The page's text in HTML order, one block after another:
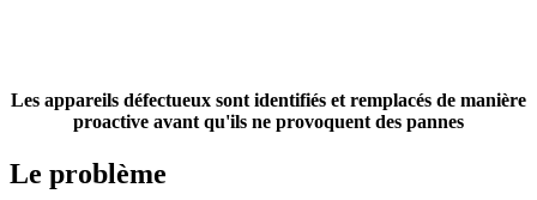
Les appareils défectueux sont identifiés et remplacés de manière
proactive avant qu'ils ne provoquent des pannes
Le problème